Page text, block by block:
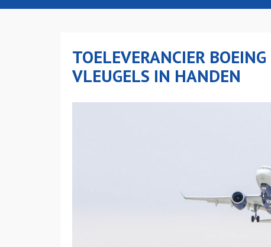
TOELEVERANCIER
VLEUGELS IN HANDEN